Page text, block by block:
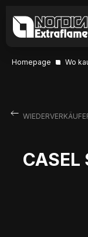
Homepage Wo
CASEL